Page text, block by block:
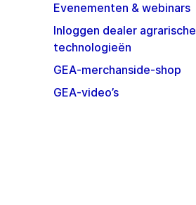
Evenementen & webinars
Inloggen dealer agrarische
technologieën
GEA-merchanside-shop
GEA-video’s